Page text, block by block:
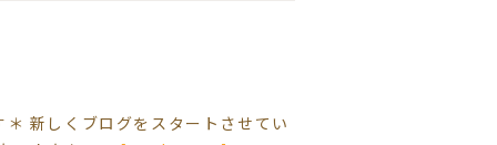
新しくブログをスタートさせてい